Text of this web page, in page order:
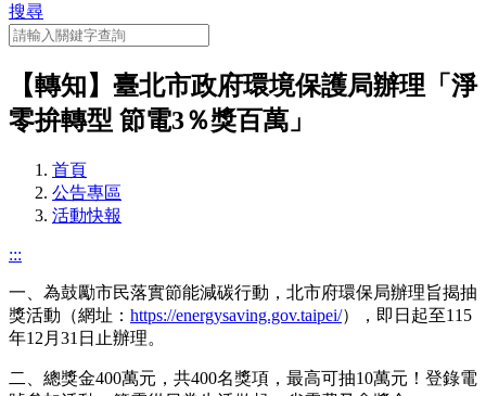
搜尋
【轉知】臺北市政府環境保護局辦理「淨
零拚轉型 節電3％獎百萬」
首頁
公告專區
活動快報
:::
一、為鼓勵市民落實節能減碳行動，北市府環保局辦理旨揭抽
獎活動（網址： https://energysaving.gov.taipei/），即日起至115
年12月31日止辦理。
二、總獎金400萬元，共400名獎項，最高可抽10萬元！登錄電